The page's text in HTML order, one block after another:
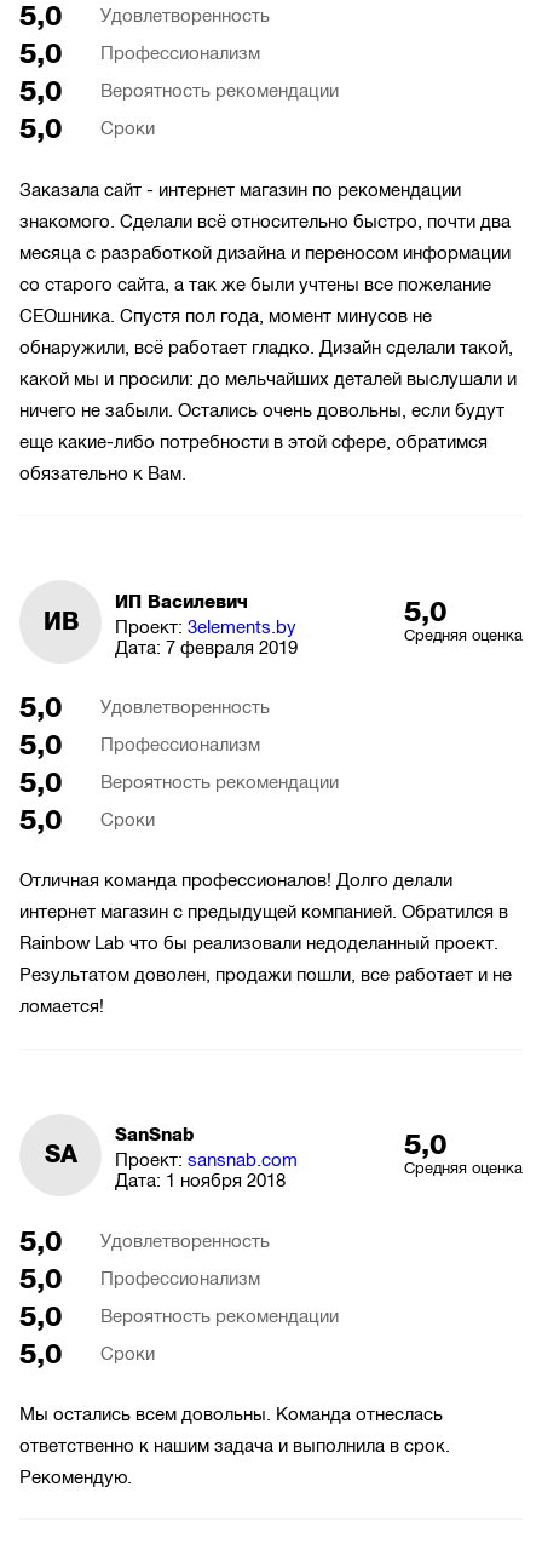
5,0 Удовлетворенность
5,0 Профессионализм
5,0 Вероятность рекомендации
5,0 Сроки
Заказала сайт - интернет магазин по рекомендации
знакомого. Сделали всё относительно быстро, почти два
месяца с разработкой дизайна и переносом информации
со старого сайта, а так же были учтены все пожелание
СЕОшника. Спустя пол года, момент минусов не
обнаружили, всё работает гладко. Дизайн сделали такой,
какой мы и просили: до мельчайших деталей выслушали и
ничего не забыли. Остались очень довольны, если будут
еще какие-либо потребности в этой сфере, обратимся
обязательно к Вам.
ИВ
ИП Василевич
Проект: 3elements.by
Дата: 7 февраля 2019
5,0
Средняя оценка
5,0 Удовлетворенность
5,0 Профессионализм
5,0 Вероятность рекомендации
5,0 Сроки
Отличная команда профессионалов! Долго делали
интернет магазин с предыдущей компанией. Обратился в
Rainbow Lab что бы реализовали недоделанный проект.
Результатом доволен, продажи пошли, все работает и не
ломается!
SA
SanSnab
Проект: sansnab.com
Дата: 1 ноября 2018
5,0
Средняя оценка
5,0 Удовлетворенность
5,0 Профессионализм
5,0 Вероятность рекомендации
5,0 Сроки
Мы остались всем довольны. Команда отнеслась
ответственно к нашим задача и выполнила в срок.
Рекомендую.